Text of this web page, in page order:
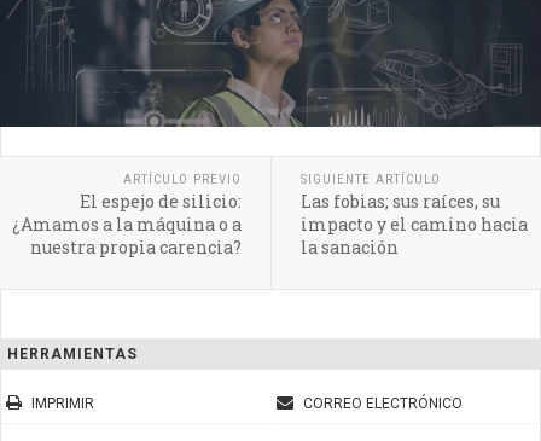
ARTÍCULO PREVIO
El espejo de silicio:
¿Amamos a la máquina o a
nuestra propia carencia?
SIGUIENTE ARTÍCULO
Las fobias; sus raíces, su
impacto y el camino hacia
la sanación
HERRAMIENTAS
IMPRIMIR CORREO ELECTRÓNICO